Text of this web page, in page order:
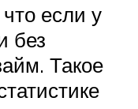
если у
без
Такое